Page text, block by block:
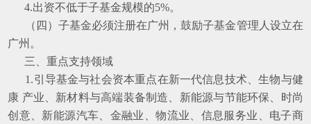
4.出资不低于子基金规模的5%。
（四）子基金必须注册在广州，鼓励子基金管理人设立在
广州。
三、重点支持领域
1.引导基金与社会资本重点在新一代信息技术、生物与健
康 产业、新材料与高端装备制造、新能源与节能环保、时尚
创意、新能源汽车、金融业、物流业、信息服务业、电子商